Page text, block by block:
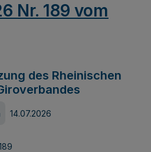
Nr. 189 vom
des Rheinischen
14.07.2026